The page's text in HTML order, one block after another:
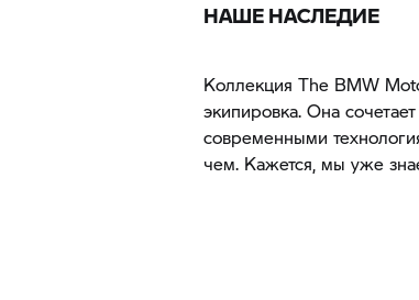
НАШЕ НАСЛЕДИЕ
Коллекция The BMW
экипировка. Она
современными
чем. Кажется, мы уже